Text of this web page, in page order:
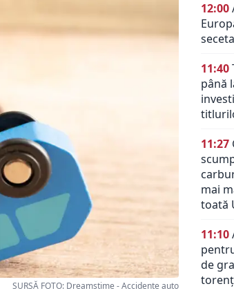
SURSĂ FOTO: Dreamstime - Accidente auto
12:00
11:40
până
11:27
mai
toată
11:10
de